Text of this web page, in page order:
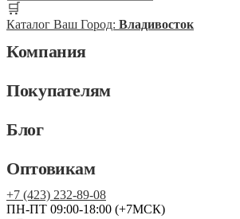
🛒
Каталог Ваш Город: Владивосток
Компания
Покупателям
Блог
Оптовикам
+7 (423) 232-89-08
ПН-ПТ 09:00-18:00 (+7МСК)